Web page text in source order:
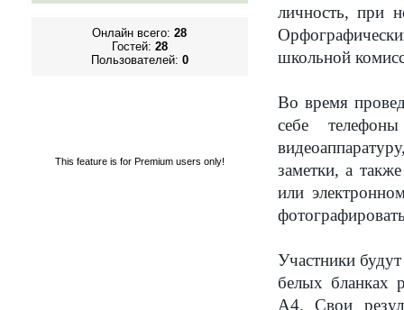
Онлайн всего: 28
Гостей: 28
Пользователей: 0
This feature is for Premium users only!
личность, при
школьной
Во время
себе
заметки, а
или
Участники
белых бланках
А4. Свои